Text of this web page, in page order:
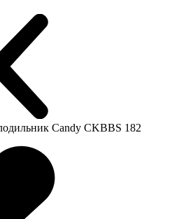
Candy CKBBS 182